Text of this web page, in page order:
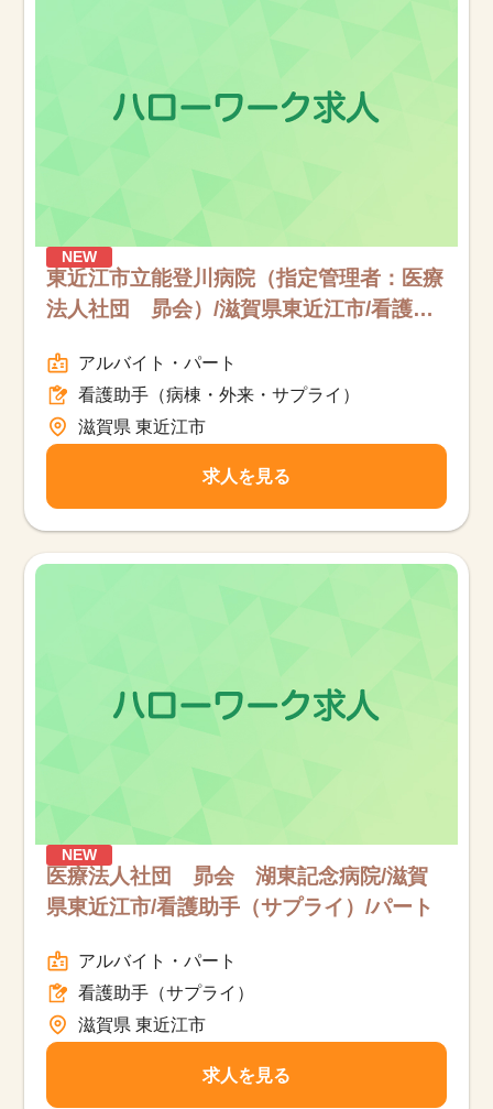
NEW
東近江市立能登川病院（指定管理者：医療
法人社団 昴会）/滋賀県東近江市/看護助
アルバイト・パート
看護助手（病棟・外来・サプライ）
滋賀県 東近江市
求人を見る
NEW
医療法人社団 昴会 湖東記念病院/滋賀
県東近江市/看護助手（サプライ）/パート
アルバイト・パート
看護助手（サプライ）
滋賀県 東近江市
求人を見る